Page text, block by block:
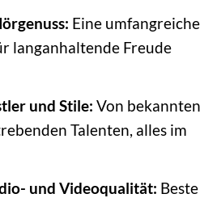
Eine umfangreiche
langanhaltende Freude
und Stile: Von bekannten
Talenten, alles im
und Videoqualität: Beste